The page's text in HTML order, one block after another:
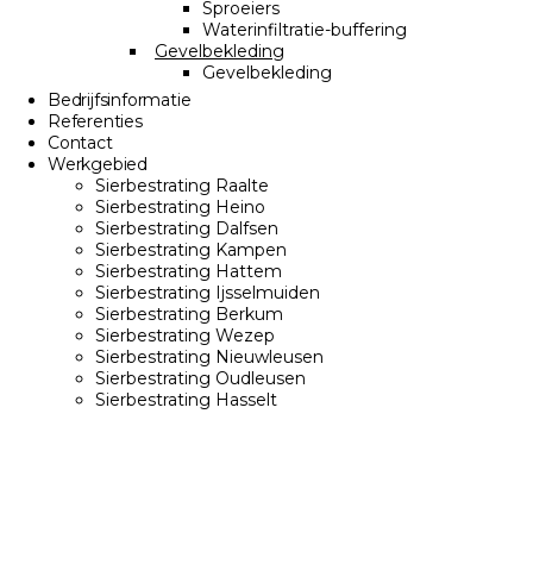
Sproeiers
Waterinfiltratie-buffering
Gevelbekleding
Gevelbekleding
Bedrijfsinformatie
Referenties
Contact
Werkgebied
Sierbestrating Raalte
Sierbestrating Heino
Sierbestrating Dalfsen
Sierbestrating Kampen
Sierbestrating Hattem
Sierbestrating Ijsselmuiden
Sierbestrating Berkum
Sierbestrating Wezep
Sierbestrating Nieuwleusen
Sierbestrating Oudleusen
Sierbestrating Hasselt